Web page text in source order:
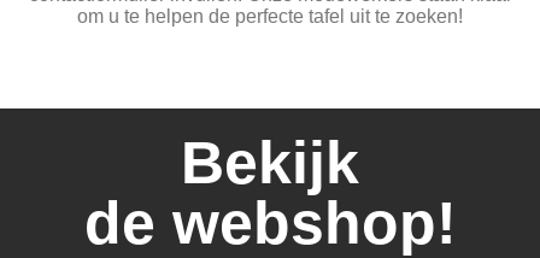
om u te helpen de perfecte tafel uit te zoeken!
Bekijk
de webshop!